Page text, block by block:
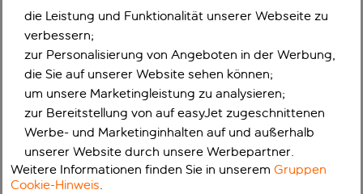
die Leistung und Funktionalität unserer Webseite zu
verbessern;
zur Personalisierung von Angeboten in der Werbung,
die Sie auf unserer Website sehen können;
um unsere Marketingleistung zu analysieren;
zur Bereitstellung von auf easyJet zugeschnittenen
Werbe- und Marketinginhalten auf und außerhalb
unserer Website durch unsere Werbepartner.
Weitere Informationen finden Sie in unseremGruppen
Cookie-Hinweis.